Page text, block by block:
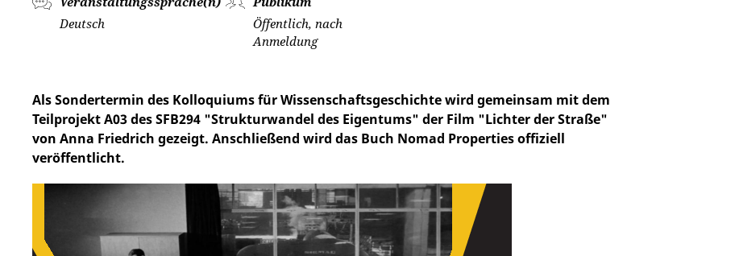
Deutsch
Öffentlich, nach
Anmeldung
Als Sondertermin des Kolloquiums für Wissenschaftsgeschichte wird gemeinsam mit dem
Teilprojekt A03 des SFB294 "Strukturwandel des Eigentums" der Film "Lichter der Straße"
von Anna Friedrich gezeigt. Anschließend wird das Buch Nomad Properties offiziell
veröffentlicht.